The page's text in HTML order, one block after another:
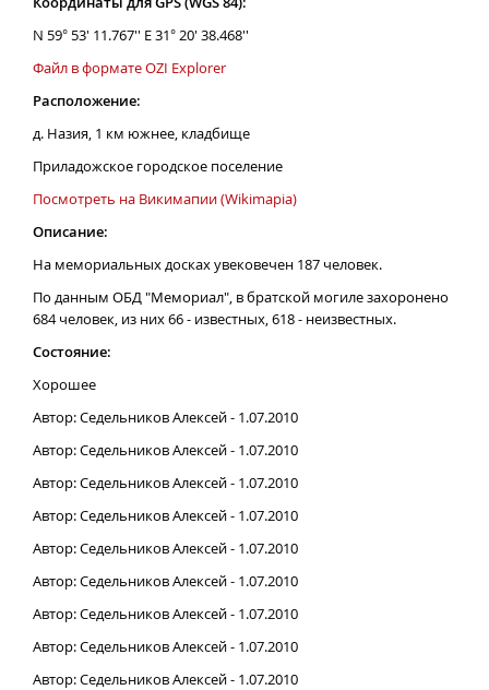
N 59° 53' 11.767'' E 31° 20' 38.468''
Файл в формате OZI Explorer
Расположение:
д. Назия, 1 км южнее, кладбище
Приладожское городское поселение
Посмотреть на Викимапии (Wikimapia)
Описание:
На мемориальных досках увековечен 187 человек.
По данным ОБД "Мемориал", в братской могиле захоронено
684 человек, из них 66 - известных, 618 - неизвестных.
Состояние:
Хорошее
Автор: Седельников Алексей - 1.07.2010
Автор: Седельников Алексей - 1.07.2010
Автор: Седельников Алексей - 1.07.2010
Автор: Седельников Алексей - 1.07.2010
Автор: Седельников Алексей - 1.07.2010
Автор: Седельников Алексей - 1.07.2010
Автор: Седельников Алексей - 1.07.2010
Автор: Седельников Алексей - 1.07.2010
Автор: Седельников Алексей - 1.07.2010